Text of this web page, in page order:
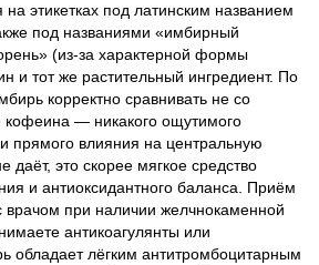
этикетках под латинским названием
под названиями «имбирный
(из-за характерной формы
и тот же растительный ингредиент. По
корректно сравнивать не со
кофеина — никакого ощутимого
прямого влияния на центральную
даёт, это скорее мягкое средство
и антиоксидантного баланса. Приём
врачом при наличии желчнокаменной
антикоагулянты или
обладает лёгким антитромбоцитарным